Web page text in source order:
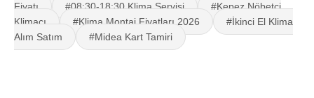
Fiyatı
#08:30-18:30 Klima Servisi
#Kepez Nöbetçi
Klimacı
#Klima Montaj Fiyatları 2026
#İkinci El Klima
Alım Satım
#Midea Kart Tamiri